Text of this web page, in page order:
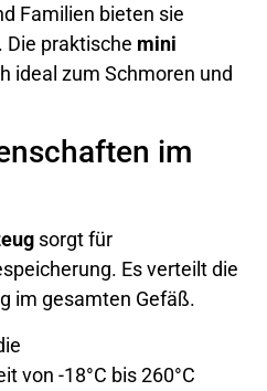
Familien bieten sie
praktische mini
ideal zum Schmoren und
im
sorgt für
Es verteilt die
im gesamten Gefäß.
von -18°C bis 260°C